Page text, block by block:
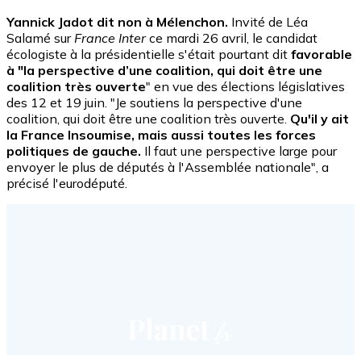
Yannick Jadot dit non à Mélenchon. Invité de Léa
Salamé surFrance Interce mardi 26 avril, le candidat
écologiste à la présidentielle s'était pourtant dit favorable
à "la perspective d’une coalition, qui doit être une
coalition très ouverte" en vue des élections législatives
des 12 et 19 juin. "Je soutiens la perspective d'une
coalition, qui doit être une coalition très ouverte. Qu'il y ait
la France Insoumise, mais aussi toutes les forces
politiques de gauche. Il faut une perspective large pour
envoyer le plus de députés à l'Assemblée nationale", a
précisé l'eurodéputé.